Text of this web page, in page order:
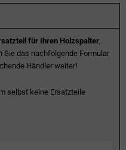
für Ihren Holzspalter,
Sie das nachfolgende Formular
Händler weiter!
selbst keine Ersatzteile